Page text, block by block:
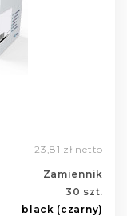
23,81 zł netto
Zamiennik
30 szt.
black (czarny)